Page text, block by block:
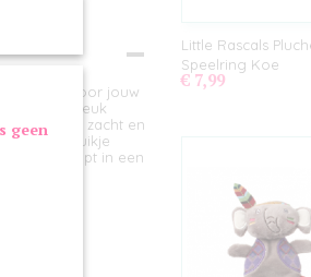
voor jouw
voor een leuk
hoofd is zacht en
in zijn buikje
verstopt in een
Little Rascals
Speelring Koe
€ 7,99
geen